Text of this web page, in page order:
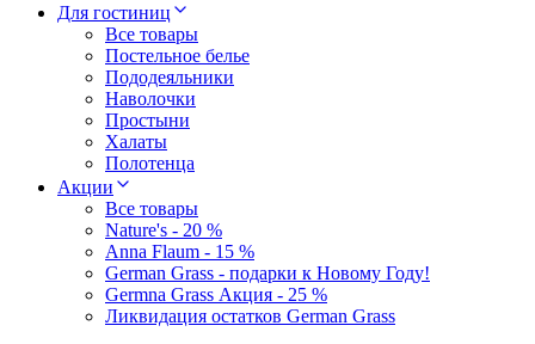
Для гостиниц
Все товары
Постельное белье
Пододеяльники
Наволочки
Простыни
Халаты
Полотенца
Акции
Все товары
Nature's - 20 %
Anna Flaum - 15 %
German Grass - подарки к Новому Году!
Germna Grass Акция - 25 %
Ликвидация остатков German Grass